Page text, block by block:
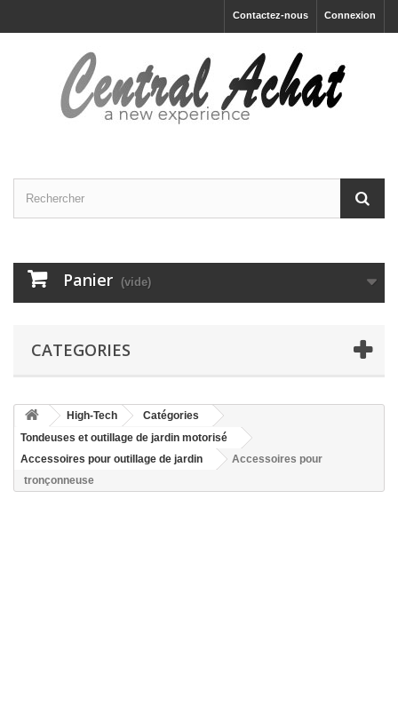
Connexion
Contactez-nous
Panier (vide)
CATEGORIES
High-Tech
Catégories
Tondeuses et outillage de jardin motorisé
Accessoires pour outillage de jardin
Accessoires pour
tronçonneuse